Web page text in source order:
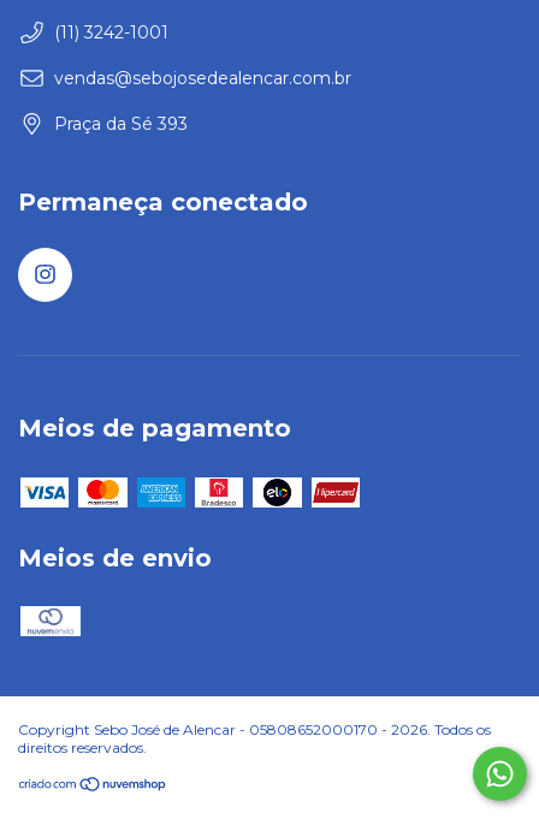
(11) 3242-1001
vendas@sebojosedealencar.com.br
Praça da Sé 393
Permaneça conectado
Meios de pagamento
Meios de envio
Copyright Sebo José de Alencar - 05808652000170 - 2026. Todos os
direitos reservados.